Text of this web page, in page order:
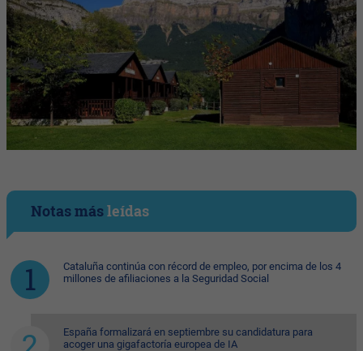
Notas másleídas
Cataluña continúa con récord de empleo, por encima de los 4
millones de afiliaciones a la Seguridad Social
España formalizará en septiembre su candidatura para
acoger una gigafactoría europea de IA